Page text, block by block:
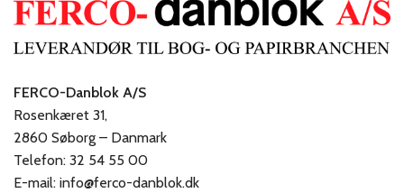
FERCO-Danblok A/S
Rosenkæret 31,
2860 Søborg – Danmark
Telefon: 32 54 55 00
E-mail: info@ferco-danblok.dk